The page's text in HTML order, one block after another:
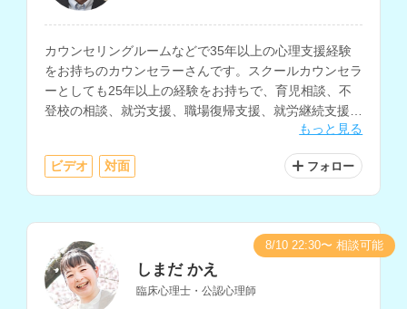
カウンセリングルームなどで35年以上の心理支援経験
をお持ちのカウンセラーさんです。スクールカウンセラ
ーとしても25年以上の経験をお持ちで、育児相談、不
登校の相談、就労支援、職場復帰支援、就労継続支援な
もっと見る
ビデオ 対面 フォロー
しまだ かえ
臨床心理士・公認心理師
8/10 22:30〜 相談可能